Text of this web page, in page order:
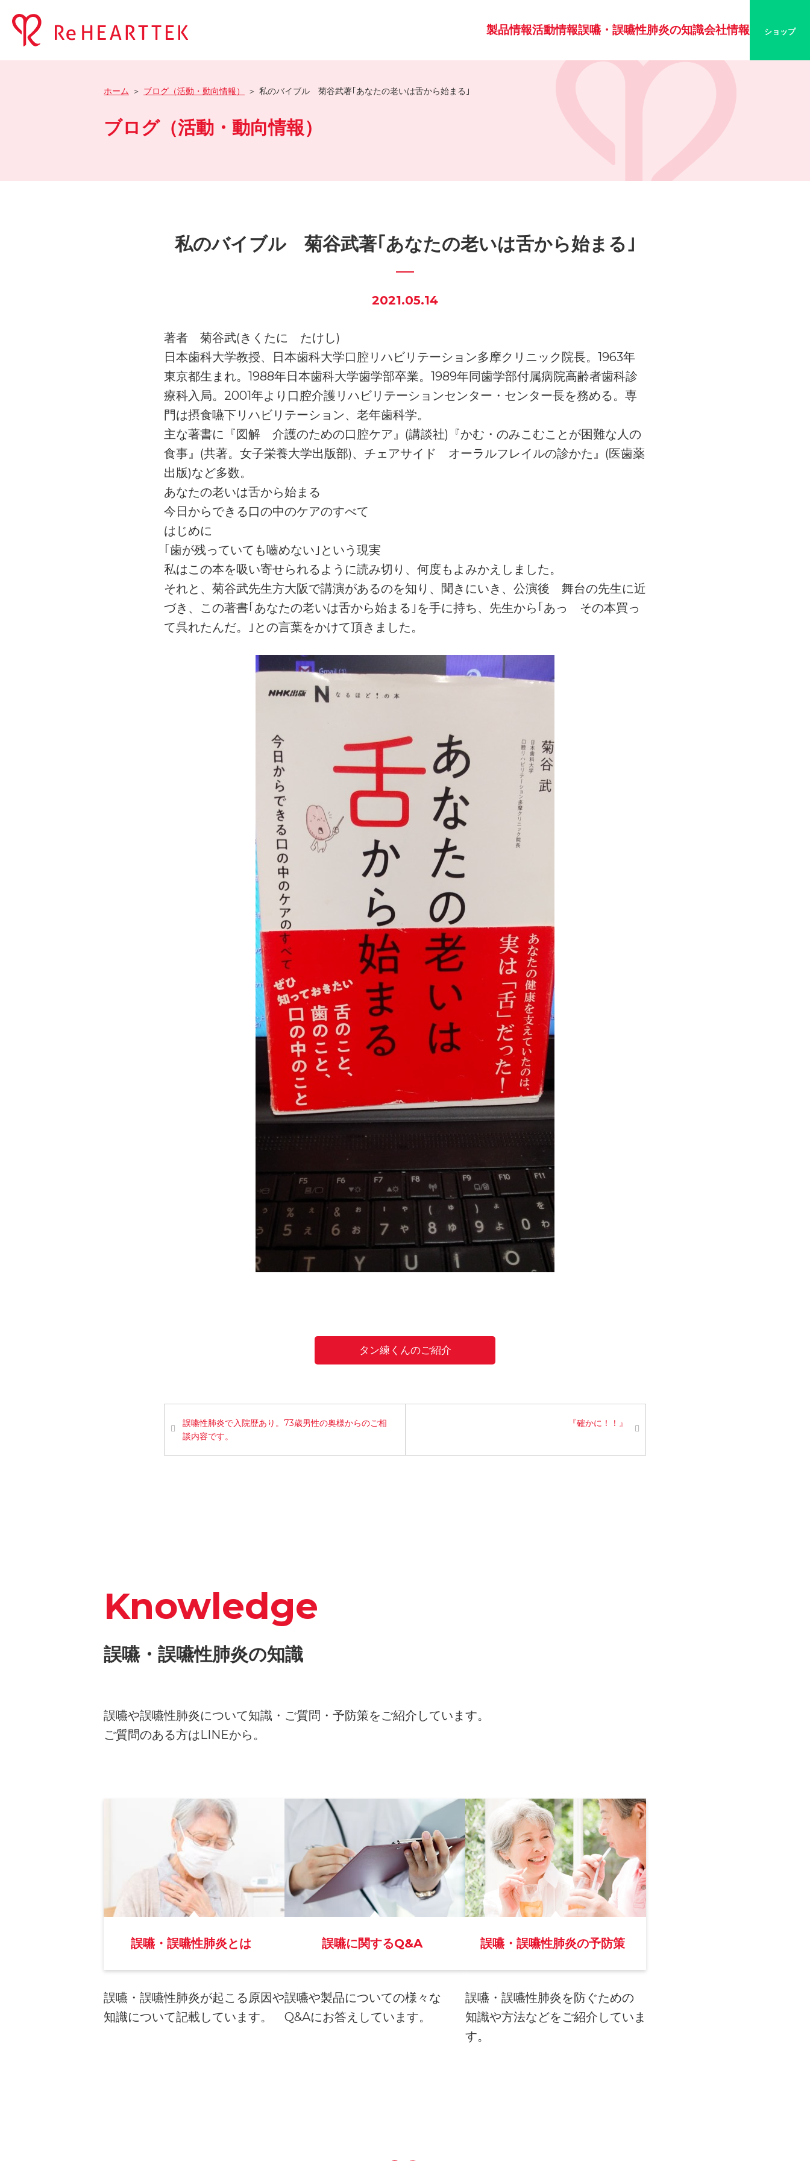
製品情報活動情報誤嚥・誤嚥性肺炎の知識会社情報 ショップ
ホーム ブログ（活動・動向情報） 私のバイブル 菊谷武著｢あなたの老いは舌から始まる｣
ブログ（活動・動向情報）
私のバイブル 菊谷武著｢あなたの老いは舌から始まる｣
2021.05.14
著者 菊谷武(きくたに たけし)
日本歯科大学教授、日本歯科大学口腔リハビリテーション多摩クリニック院長。1963年
東京都生まれ。1988年日本歯科大学歯学部卒業。1989年同歯学部付属病院高齢者歯科診
療科入局。2001年より口腔介護リハビリテーションセンター・センター長を務める。専
門は摂食嚥下リハビリテーション、老年歯科学。
主な著書に『図解 介護のための口腔ケア』(講談社)『かむ・のみこむことが困難な人の
食事』(共著。女子栄養大学出版部)、チェアサイド オーラルフレイルの診かた』(医歯薬
出版)など多数。
あなたの老いは舌から始まる
今日からできる口の中のケアのすべて
はじめに
｢歯が残っていても嚙めない｣という現実
私はこの本を吸い寄せられるように読み切り、何度もよみかえしました。
それと、菊谷武先生方大阪で講演があるのを知り、聞きにいき、公演後 舞台の先生に近
づき、この著書｢あなたの老いは舌から始まる｣を手に持ち、先生から｢あっ その本買っ
て呉れたんだ。｣との言葉をかけて頂きました。
タン練くんのご紹介
誤嚥性肺炎で入院歴あり。73歳男性の奥様からのご相
談内容です。
『確かに！！』
Knowledge
誤嚥・誤嚥性肺炎の知識
誤嚥や誤嚥性肺炎について知識・ご質問・予防策をご紹介しています。
ご質問のある方はLINEから。
誤嚥・誤嚥性肺炎とは
誤嚥・誤嚥性肺炎が起こる原因や
知識について記載しています。
誤嚥に関するQ&A
誤嚥や製品についての様々な
Q&Aにお答えしています。
誤嚥・誤嚥性肺炎の予防策
誤嚥・誤嚥性肺炎を防ぐための
知識や方法などをご紹介していま
す。